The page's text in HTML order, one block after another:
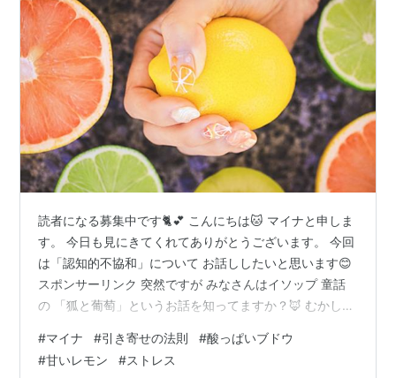
読者になる募集中です🐈💕 こんにちは🐱 マイナと申しま
す。 今日も見にきてくれてありがとうございます。 今回
は「認知的不協和」について お話ししたいと思います😊
スポンサーリンク 突然ですが みなさんはイソップ 童話
の 「狐と葡萄」というお話を知ってますか？🦊 むかしむ
たくて食べたくて 仕方がありませんでした。 でも、その
ブドウはとても高いところに実っているので取ることが
#マイナ #引き寄せの法則 #酸っぱいブドウ
#甘いレモン #ストレス